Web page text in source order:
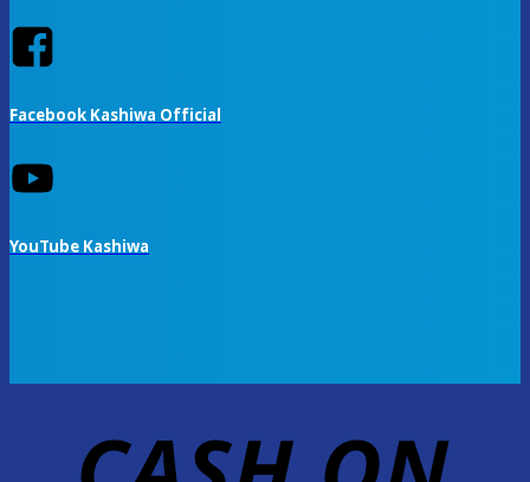
Facebook Kashiwa Official
YouTube Kashiwa